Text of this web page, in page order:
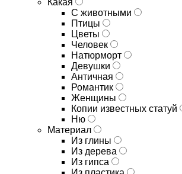
Какая
С животными
Птицы
Цветы
Человек
Натюрморт
Девушки
Античная
Романтик
Женщины
Копии известных статуй
Ню
Материал
Из глины
Из дерева
Из гипса